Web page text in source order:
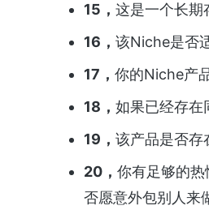
15， 这是一个长期
16， 该Niche是否
17， 你的Niche产
18， 如果已经存在
19， 该产品是否存
20， 你有足够的
否愿意外包别人来